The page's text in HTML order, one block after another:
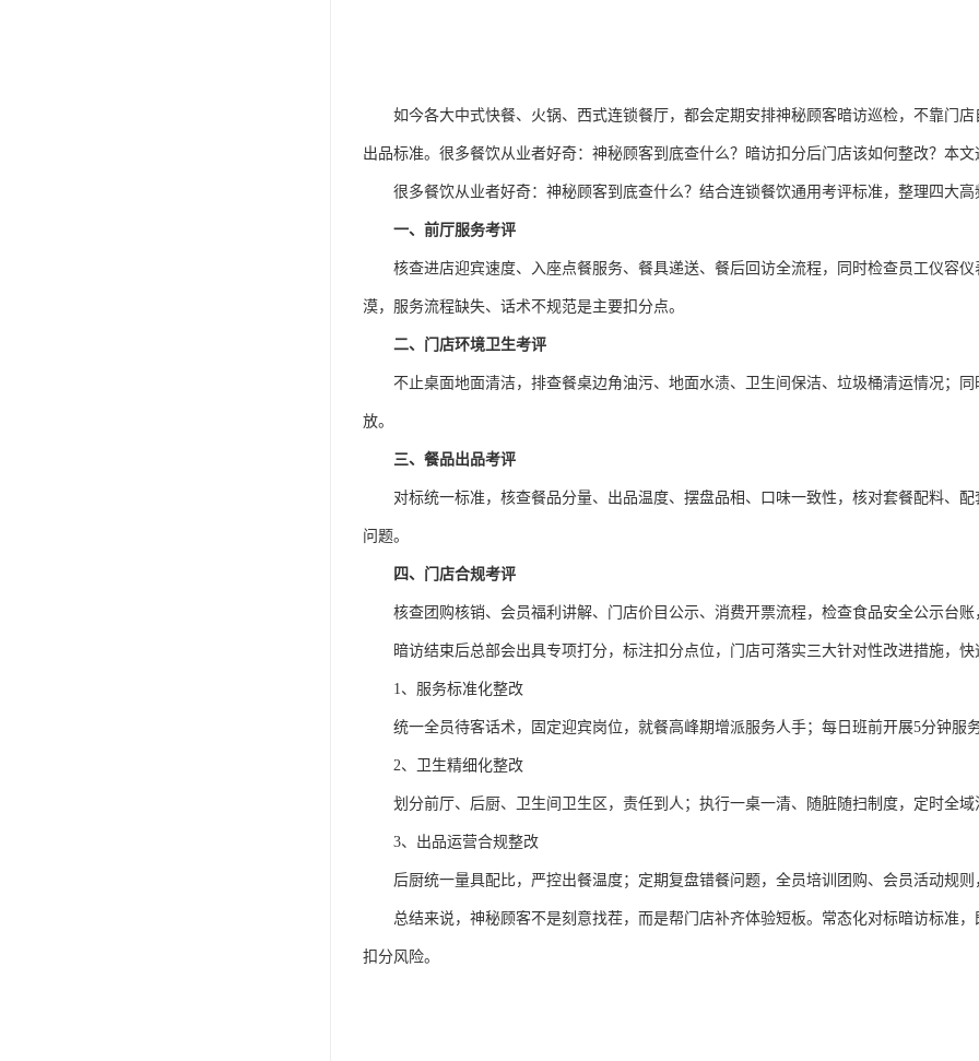
如今各大中式快餐、火锅、西式连锁餐厅，都会定期安排神秘顾客暗访巡检，不靠门
出品标准。很多餐饮从业者好奇：神秘顾客到底查什么？暗访扣分后门店该如何整改？本
很多餐饮从业者好奇：神秘顾客到底查什么？结合连锁餐饮通用考评标准，整理四大高
一、前厅服务考评
核查进店迎宾速度、入座点餐服务、餐具递送、餐后回访全流程，同时检查员工仪容
漠，服务流程缺失、话术不规范是主要扣分点。
二、门店环境卫生考评
不止桌面地面清洁，排查餐桌边角油污、地面水渍、卫生间保洁、垃圾桶清运情况；
放。
三、餐品出品考评
对标统一标准，核查餐品分量、出品温度、摆盘品相、口味一致性，核对套餐配料、
问题。
四、门店合规考评
核查团购核销、会员福利讲解、门店价目公示、消费开票流程，检查食品安全公示台账
暗访结束后总部会出具专项打分，标注扣分点位，门店可落实三大针对性改进措施，快
1、服务标准化整改
统一全员待客话术，固定迎宾岗位，就餐高峰期增派服务人手；每日班前开展5分钟服
2、卫生精细化整改
划分前厅、后厨、卫生间卫生区，责任到人；执行一桌一清、随脏随扫制度，定时全域
3、出品运营合规整改
后厨统一量具配比，严控出餐温度；定期复盘错餐问题，全员培训团购、会员活动规则
总结来说，神秘顾客不是刻意找茬，而是帮门店补齐体验短板。常态化对标暗访标准
扣分风险。